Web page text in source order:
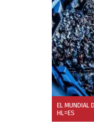
EL MUNDIAL
HL=ES